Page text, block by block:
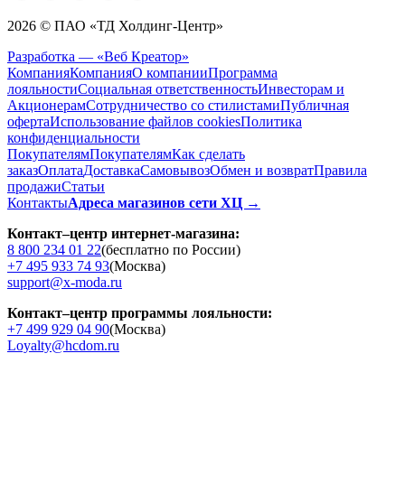
2026 © ПАО «ТД Холдинг-Центр»
Разработка — «Веб Креатор»
КомпанияКомпанияО компанииПрограмма
лояльностиСоциальная ответственностьИнвесторам и
АкционерамСотрудничество со стилистамиПубличная
офертаИспользование файлов cookiesПолитика
конфиденциальности
ПокупателямПокупателямКак сделать
заказОплатаДоставкаCамовывозОбмен и возвратПравила
продажиСтатьи
КонтактыАдреса магазинов сети ХЦ →
Контакт–центр интернет-магазина:
8 800 234 01 22(бесплатно по России)
+7 495 933 74 93(Москва)
support@x-moda.ru
Контакт–центр программы лояльности:
+7 499 929 04 90(Москва)
Loyalty@hcdom.ru